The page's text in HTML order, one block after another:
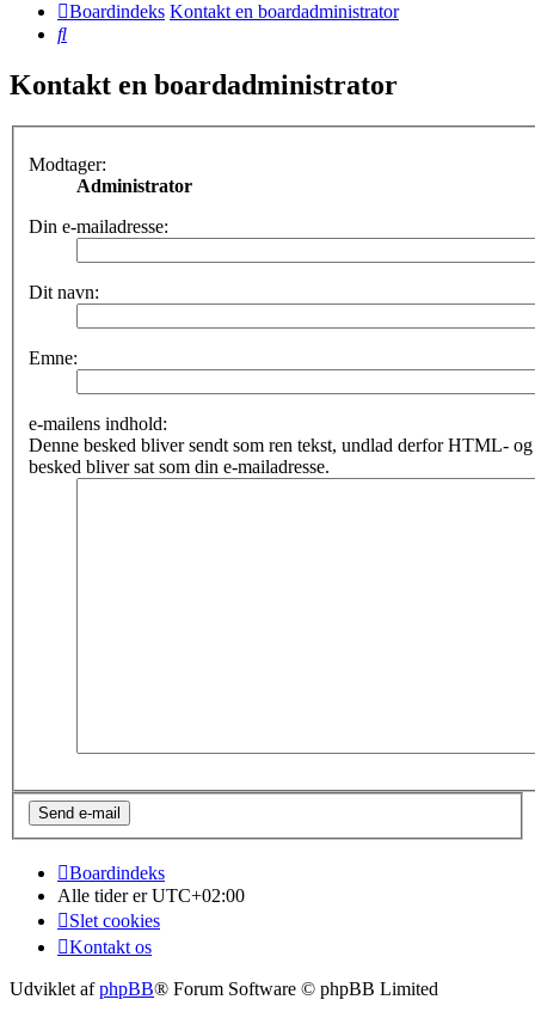
Boardindeks Kontakt en boardadministrator
Søg
Kontakt en boardadministrator
Modtager:
Administrator
Din e-mailadresse:
Dit navn:
Emne:
e-mailens indhold:
Denne besked bliver sendt som ren tekst, undlad derfor HTML-
besked bliver sat som din e-mailadresse.
Boardindeks
Alle tider erUTC+02:00
Slet cookies
Kontakt os
Udviklet afphpBB® Forum Software © phpBB Limited